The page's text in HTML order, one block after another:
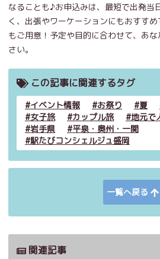
なることも♪お申込みは、最短で出発当
く、出張やワーケーションにもおすす
もご用意！予定や目的に合わせて、あ
さい。
この記事に関連するタグ
イベント情報 お祭り 夏
女子旅
カップル旅 地元で
岩手県
平泉・奥州・一関
駅たびコンシェルジュ盛岡
一覧へ戻る
関連記事